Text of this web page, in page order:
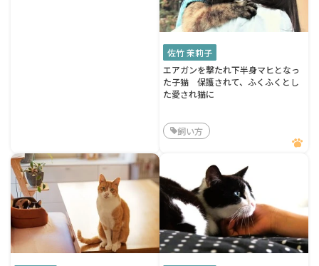
佐竹 茉莉子
エアガンを撃たれ下半身マヒとなっ
た子猫 保護されて、ふくふくとし
た愛され猫に
飼い方